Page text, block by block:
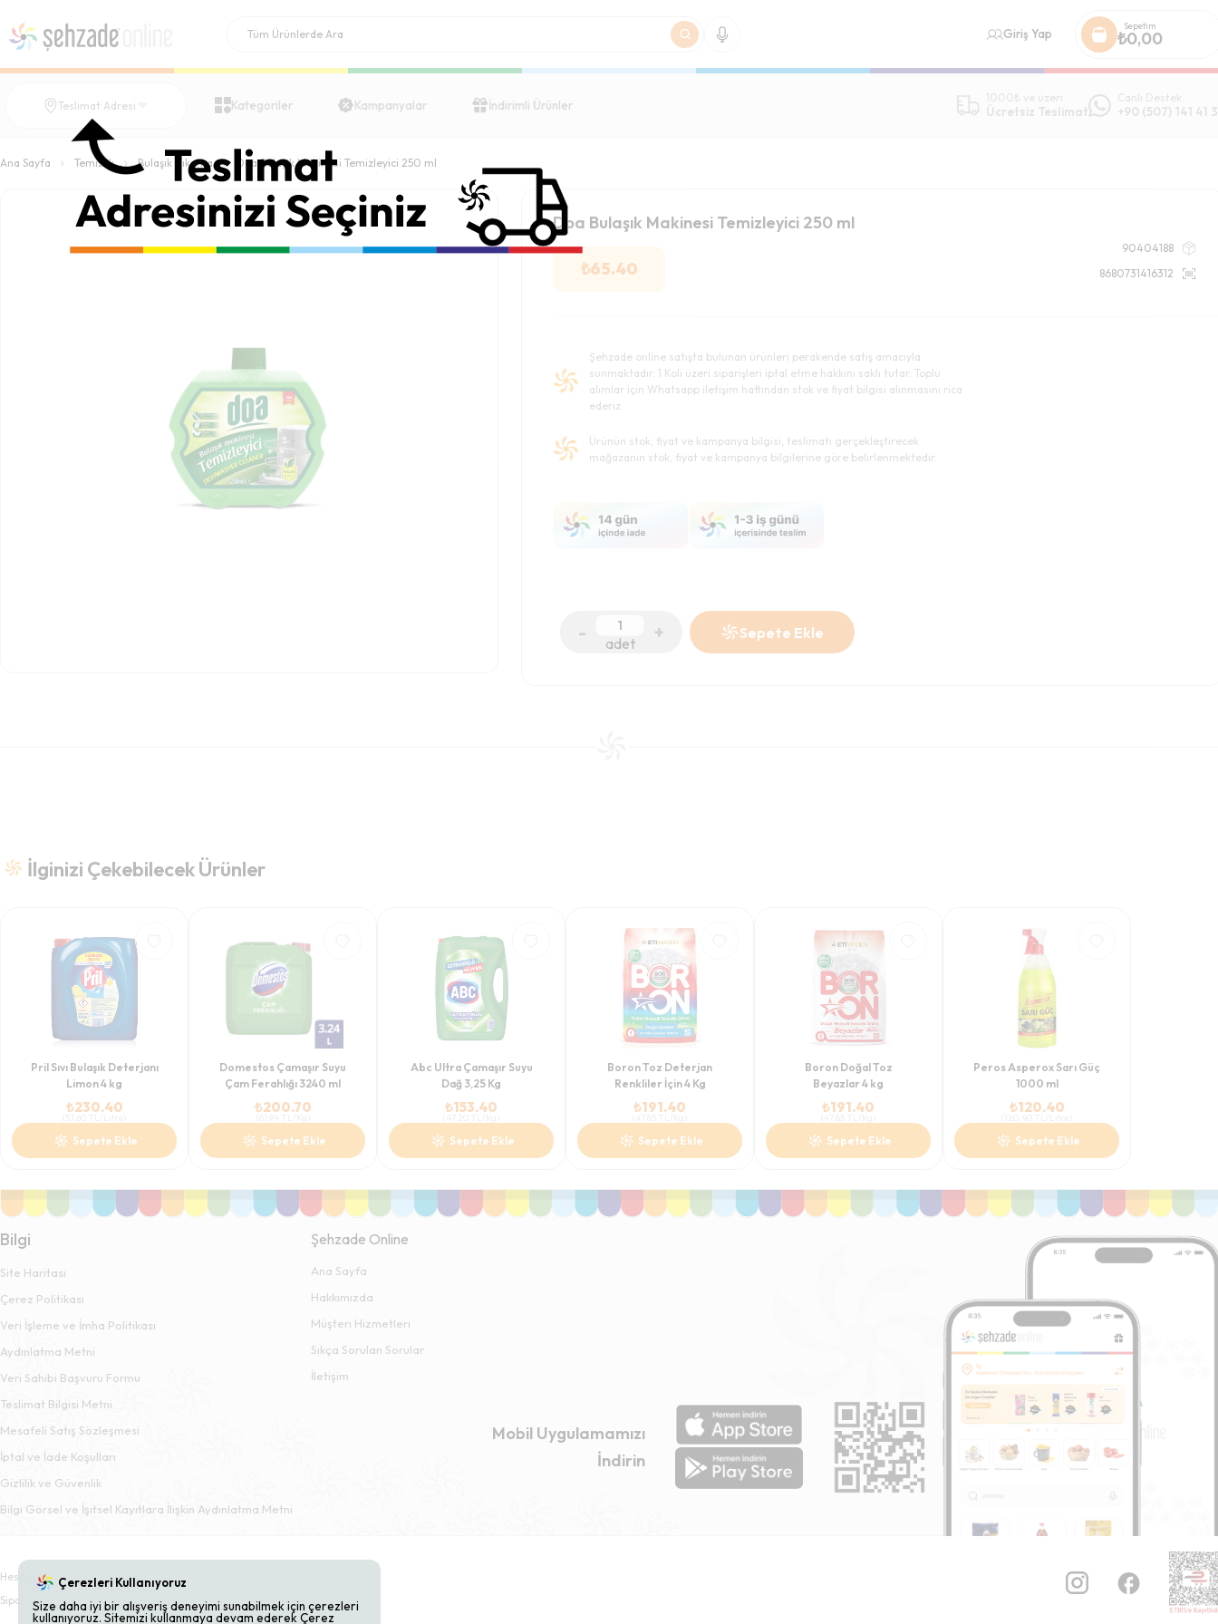
Giriş Yap
Sepetim
₺0,00
Teslimat Adresi Kategoriler Kampanyalar İndirimli Ürünler 1000₺ ve üzeri
Ücretsiz Teslimat
Canlı Destek
+90 (507) 141 41
Ana Sayfa Temizlik Bulaşık Yıkama Doa Bulaşık Makinesi Temizleyici 250 ml
Doa Bulaşık Makinesi Temizleyici 250 ml
₺65.40
90404188
8680731416312
Şehzade online satışta bulunan ürünleri perakende satış amacıyla
sunmaktadır. 1 Koli üzeri siparişleri iptal etme hakkını saklı tutar. Toplu
alımlar için Whatsapp iletişim hattından stok ve fiyat bilgisi alınmasını rica
ederiz.
Ürünün stok, fiyat ve kampanya bilgisi, teslimatı gerçekleştirecek
mağazanın stok, fiyat ve kampanya bilgilerine göre belirlenmektedir.
- adet + Sepete Ekle
İlginizi Çekebilecek Ürünler
Pril Sıvı Bulaşık Deterjanı
Limon 4 kg
₺230.40
Sepete Ekle
Domestos Çamaşır Suyu
Çam Ferahlığı 3240 ml
₺200.70
Sepete Ekle
Abc Ultra Çamaşır Suyu
Dağ 3,25 Kg
₺153.40
Sepete Ekle
Boron Toz Deterjan
Renkliler İçin 4 Kg
₺191.40
Sepete Ekle
Boron Doğal Toz
Beyazlar 4 kg
₺191.40
Sepete Ekle
Peros Asperox Sarı Güç
1000 ml
₺120.40
Sepete Ekle
Bilgi
Site Haritası
Çerez Politikası
Veri İşleme ve İmha Politikası
Aydınlatma Metni
Veri Sahibi Başvuru Formu
Teslimat Bilgisi Metni
Mesafeli Satış Sözleşmesi
İptal ve İade Koşulları
Gizlilik ve Güvenlik
Bilgi Görsel ve İşitsel Kayıtlara İlişkin Aydınlatma Metni
Şehzade Online
Ana Sayfa
Hakkımızda
Müşteri Hizmetleri
Sıkça Sorulan Sorular
İletişim
Mobil Uygulamamızı
İndirin
Hesabım
Siparişler
Sepet
Beğendiklerim
Bildirimlerim
Çerezleri Kullanıyoruz
Size daha iyi bir alışveriş deneyimi sunabilmek için çerezleri
kullanıyoruz. Sitemizi kullanmaya devam ederek Çerez